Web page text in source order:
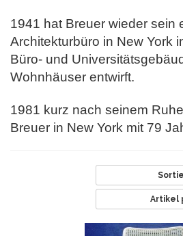
1941 hat Breuer wieder sein
Architekturbüro in New York
Büro- und
Wohnhäuser entwirft.
1981 kurz nach seinem
Breuer in New York mit 79
Artikel